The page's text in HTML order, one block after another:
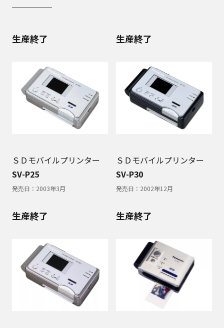
生産終了
ＳＤモバイルプリンター
SV-P25
発売日： 2003年3月
生産終了
ＳＤモバイルプリンター
SV-P30
発売日： 2002年12月
生産終了 生産終了